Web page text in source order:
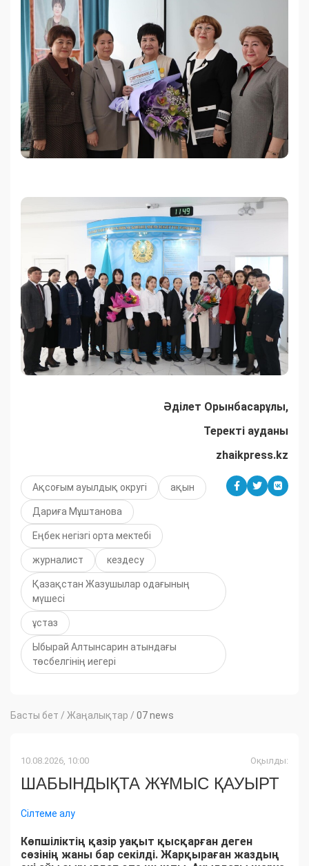
Әділет Орынбасарұлы,
Теректі ауданы
zhaikpress.kz
Ақсоғым ауылдық округі ақын
Дариға Мұштанова
Еңбек негізгі орта мектебі
журналист кездесу
Қазақстан Жазушылар одағының
мүшесі
ұстаз
Ыбырай Алтынсарин атындағы
төсбелгінің иегері
Басты бет / Жаңалықтар / 07 news
10.08.2026, 10:00 Оқылды:
ШАБЫНДЫҚТА ЖҰМЫС ҚАУЫРТ
Сілтеме алу
Көпшіліктің қазір уақыт қысқарған деген
сөзінің жаны бар секілді. Жарқыраған жаздың